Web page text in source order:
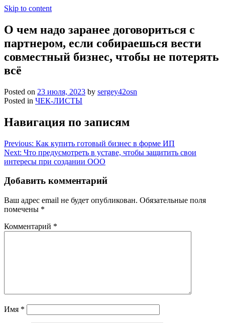
Skip to content
О чем надо заранее договориться с
партнером, если собираешься вести
совместный бизнес, чтобы не потерять
всё
Posted on 23 июля, 2023 by sergey42osn
Posted in ЧЕК-ЛИСТЫ
Навигация по записям
Previous: Как купить готовый бизнес в форме ИП
Next: Что предусмотреть в уставе, чтобы защитить свои
интересы при создании ООО
Добавить комментарий
Ваш адрес email не будет опубликован. Обязательные поля
помечены *
Комментарий *
Имя *